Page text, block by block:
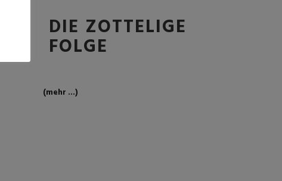
DIE ZOTTELIGE
FOLGE
(mehr …)